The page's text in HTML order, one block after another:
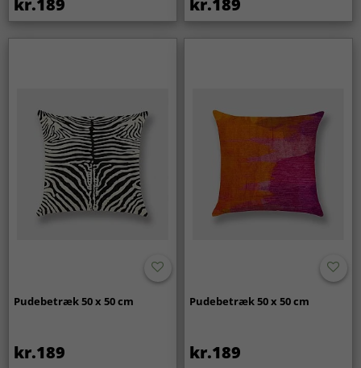
kr.189 kr.189
Pudebetræk 50 x 50 cm
kr.189
Pudebetræk 50 x 50 cm
kr.189